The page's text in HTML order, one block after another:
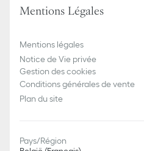
Mentions Légales
Mentions légales
Notice de Vie privée
Gestion des cookies
Conditions générales de vente
Plan du site
Pays/Région